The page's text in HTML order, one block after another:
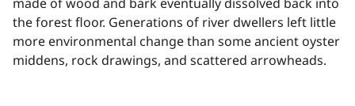
the forest floor. Generations of river dwellers left little
more environmental change than some ancient oyster
middens, rock drawings, and scattered arrowheads.​​​​‌ ‍ ​‍​‍‌‍ ‌ ​‍‌‍‍‌‌‍‌ ‌‍‍‌‌‍ ‍​‍​‍​ ‍‍​‍​‍‌ ​ ‌‍​‌‌‍ ‍‌‍‍‌‌ ‌​‌ ‍‌​‍ ‍‌‍‍‌‌‍ ​‍​‍​‍ ​​‍​‍‌‍‍​‌ ​‍‌‍‌‌‌‍‌‍​‍​‍​ ‍‍​‍​‍‌‍‍​‌ ‌​‌ ‌​‌ ​​‌ ​ ​ ‍‍​‍ ​‍ ‌‍​ ‌‍ ‌‌ ​ ​‍ ‍‌‍ ‌‌‍​‌‌‍‍‌‌‍ ‍​‍ ‍​ ​‍​ ​​​ ​‍​ ‌​‌ ​‍‌‍‌‌‌‍‌​‌‍‌‌‌ ​ ‌‍‍‌‌‍‌ ‌‍ ‍​‍ ‍‌ ​‍‌‍‍‌‌ ‌‍‌‍‌‌‌ ​‍‌‍‍ ‌‍‌‌‌‍‌‌‌ ​​‌‍‌‌‌ ​‍​‍ ‍‌‍ ‌ ​‍‌‍‌ ​‍ ‌‍‍‌‌‍ ‍‌ ‌​‌‍‌‌‌‍ ‍‌ ‌​​‍ ‌‍‌‌‌‍‌​‌‍‍‌‌ ‌​​‍ ‌‍ ‌‌‍ ‌‍‌​‌‍‌‌​ ‌‌ ​​‌ ​‍‌‍‌‌‌ ​ ‌‍‌‌‌‍ ‍‌ ‌​‌‍​‌‌ ‌​‌‍‍‌‌‍ ‌‍ ‍​ ‍ ‌‍‍‌‌‍‌​​ ‌‌‍‍​‌‍‍‌‌ ​ ‌ ‌​‌‍ ‌ ​‍‌ ‍‌‌​ ‌‍‌‍‌‌‌​‌‍‍​‌‍‌‌‌​‍​‌ ‌‌‌‍‌​‌ ​ ‌‍ ‌‍ ‍‌‌​‍‌‍‍‌‌ ‌‍‌‍‌‌‌ ​‍​ ‍ ‌ ‌​‌ ‍‌‌ ​​‌‍‌‌​ ‌‌‍‍​‌ ‌‌‌‍‌​‌ ​ ‌‍ ‌‍ ‍‌‌ ‌ ​​‌‍​‌‌‍‌ ‌‍‌‌​ ‍ ‌ ​​‌‍​‌‌ ‌​‌‍‍​​ ‌‌‍​ ‌‍ ‌‍ ‍‌ ‌​‌‍‌‌‌‍ ‍‌ ‌​​‍‌‌​ ‌‌‌​​‍‌‌ ‌‍‍ ‌‍‌‌‌ ‍‌​‍‌‌​ ​ ‌​‌​​‍‌‌​ ​ ‌​‌​​‍‌‌​ ​‍​ ​‍​ ‍​‌‍‌‍​ ‌‍‌‍‌​​ ‌​‌‍​ ​ ‌​‌‍​ ​ ​ ​ ‌ ‌‍​‍‌‍​ ​‍‌‌​ ​‍​ ​‍​‍‌‌​ ‌‌‌​‌​​‍ ‍‌‍​ ‌‍‍​‌‍‍‌‌‍ ​‌‍‌​‌ ​‍‌‍‌‌‌‍ ‍​‍‌‌​ ‌‌‌​​‍‌‌ ‌‍‍ ‌‍‌‌‌ ‍‌​‍‌‌​ ​ ‌​‌​​‍‌‌​ ​ ‌​‌​​‍‌‌​ ​‍​ ​‍​ ‌ ​ ‍​​ ‍‌​ ​​​ ​ ‌‍​‍​ ​‍‌‍​‌​ ​​‌‍‌‍​ ‍​​ ‍​​ ​​​‍‌‌​ ​‍​ ​‍​‍‌‌​ ‌‌‌​‌​​‍ ‍‌ ‌​‌‍‌‌‌ ‍​‌ ‌​​ ‌‍​‍‌‍​‌‌ ​ ‌‍‌‌‌‌‌‌‌ ​‍‌‍ ​​ ‌‌‍‍​‌ ‌​‌ ‌​‌ ​​‌ ​ ​‍‌‌​ ​ ‌​​‌​‍‌‌​ ​‍‌​‌‍​‍‌‌​ ​‍‌​‌‍‌‍​ ‌‍ ‌‌ ​ ​‍ ‍‌‍ ‌‌‍​‌‌‍‍‌‌‍ ‍​‍ ‍​ ​‍​ ​​​ ​‍​ ‌​‌ ​‍‌‍‌‌‌‍‌​‌‍‌‌‌ ​ ‌‍‍‌‌‍‌ ‌‍ ‍​‍ ‍‌ ​‍‌‍‍‌‌ ‌‍‌‍‌‌‌ ​‍‌‍‍ ‌‍‌‌‌‍‌‌‌ ​​‌‍‌‌‌ ​‍​‍ ‍‌‍ ‌ ​‍‌‍‌ ​‍‌‍‌‍‍‌‌‍‌​​ ‌‌‍‍​‌‍‍‌‌ ​ ‌ ‌​‌‍ ‌ ​‍‌ ‍‌‌​ ‌‍‌‍‌‌‌​‌‍‍​‌‍‌‌‌​‍​‌ ‌‌‌‍‌​‌ ​ ‌‍ ‌‍ ‍‌‌​‍‌‍‍‌‌ ‌‍‌‍‌‌‌ ​‍​‍‌‍‌ ‌​‌ ‍‌‌ ​​‌‍‌‌​ ‌‌‍‍​‌ ‌‌‌‍‌​‌ ​ ‌‍ ‌‍ ‍‌‌ ‌ ​​‌‍​‌‌‍‌ ‌‍‌‌​‍‌‍‌ ​​‌‍​‌‌ ‌​‌‍‍​​ ‌‌‍​ ‌‍ ‌‍ ‍‌ ‌​‌‍‌‌‌‍ ‍‌ ‌​​‍‌‌​ ‌‌‌​​‍‌‌ ‌‍‍ ‌‍‌‌‌ ‍‌​‍‌‌​ ​ ‌​‌​​‍‌‌​ ​ ‌​‌​​‍‌‌​ ​‍​ ​‍​ ‍​‌‍‌‍​ ‌‍‌‍‌​​ ‌​‌‍​ ​ ‌​‌‍​ ​ ​ ​ ‌ ‌‍​‍‌‍​ ​‍‌‌​ ​‍​ ​‍​‍‌‌​ ‌‌‌​‌​​‍ ‍‌‍​ ‌‍‍​‌‍‍‌‌‍ ​‌‍‌​‌ ​‍‌‍‌‌‌‍ ‍​‍‌‌​ ‌‌‌​​‍‌‌ ‌‍‍ ‌‍‌‌‌ ‍‌​‍‌‌​ ​ ‌​‌​​‍‌‌​ ​ ‌​‌​​‍‌‌​ ​‍​ ​‍​ ‌ ​ ‍​​ ‍‌​ ​​​ ​ ‌‍​‍​ ​‍‌‍​‌​ ​​‌‍‌‍​ ‍​​ ‍​​ ​​​‍‌‌​ ​‍​ ​‍​‍‌‌​ ‌‌‌​‌​​‍ ‍‌ ‌​‌‍‌‌‌ ‍​‌ ‌​​‍‌‍‌ ​​‌‍‌‌‌ ​‍‌ ​ ‌ ​​‌‍‌‌‌‍​ ‌ ‌​‌‍‍‌‌ ‌‍‌‍‌‌​ ‌‌ ​​‌ ‌‌‌‍​‍‌‍ ​‌‍‍‌‌ ​ ‌‍‍​‌‍‌‌‌‍‌​​‍​‍‌ ‌